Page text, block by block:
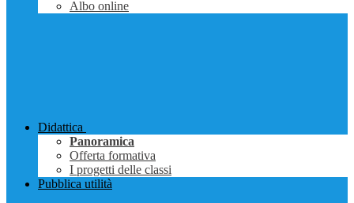
Albo online
Didattica
Panoramica
Offerta formativa
I progetti delle classi
Pubblica utilità